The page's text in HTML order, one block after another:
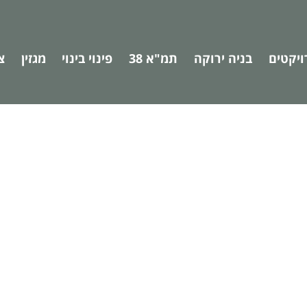
בניה ירוקה תמ"א 38 פינוי בינוי מגזין